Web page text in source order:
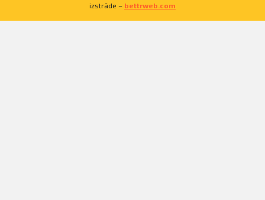
izstrāde – bettrweb.com